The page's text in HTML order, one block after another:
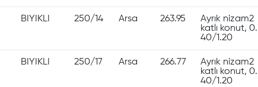
BIYIKLI 250/14 Arsa 263.95
Ayrık nizam2
katlı konut, 0.
40/1.20
BIYIKLI 250/17 Arsa 266.77
Ayrık nizam2
katlı konut, 0.
40/1.20